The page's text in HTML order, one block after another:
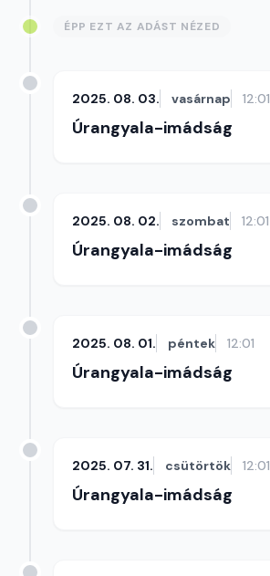
ÉPP EZT AZ ADÁST NÉZED
2025. 08. 03. vasárnap 12:01
Úrangyala-imádság
2025. 08. 02. szombat 12:01
Úrangyala-imádság
2025. 08. 01. péntek 12:01
Úrangyala-imádság
2025. 07. 31. csütörtök 12:01
Úrangyala-imádság